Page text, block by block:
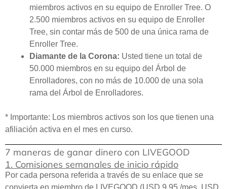
miembros activos en su equipo de Enroller Tree. O
2.500 miembros activos en su equipo de Enroller
Tree, sin contar más de 500 de una única rama de
Enroller Tree.
Diamante de la Corona: Usted tiene un total de
50.000 miembros en su equipo del Árbol de
Enrolladores, con no más de 10.000 de una sola
rama del Árbol de Enrolladores.
* Importante: Los miembros activos son los que tienen una
afiliación activa en el mes en curso.
7 maneras de ganar dinero con LIVEGOOD
1. Comisiones semanales de inicio rápido
Por cada persona referida a través de su enlace que se
convierta en miembro de LIVEGOOD (USD 9,95 /mes, USD